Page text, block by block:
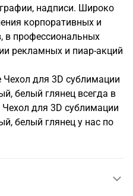
надписи. Широко
корпоративных и
в профессиональных
рекламных и пиар-акций
для 3D сублимации
белый глянец всегда в
для 3D сублимации
белый глянец у нас по